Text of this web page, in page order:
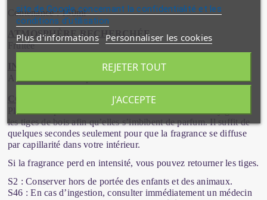
Contenance : 150ml
ATMOSPHÈRE RECHERCHÉE
Fruitée
CONSEILS D'UTILISATION
les tiges de bois afin qu’elles s’imbibent de parfum. Il suffit de
quelques secondes seulement pour que la fragrance se diffuse
par capillarité dans votre intérieur.
Si la fragrance perd en intensité, vous pouvez retourner les tiges.
S2 : Conserver hors de portée des enfants et des animaux.
S46 : En cas d’ingestion, consulter immédiatement un médecin
site de Google concernant la confidentialité et les
conditions d'utilisation
Plus d'informations Personnaliser les cookies
REJETER TOUT
J'ACCEPTE